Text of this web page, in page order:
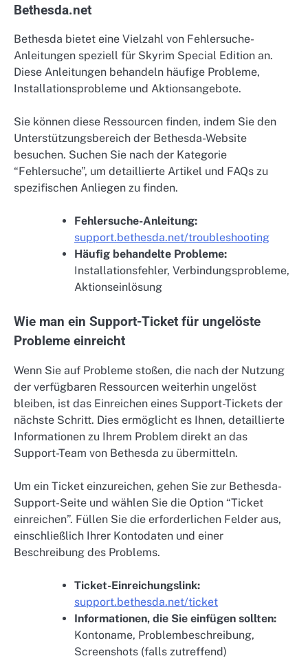
Bethesda.net
Bethesda bietet eine Vielzahl von Fehlersuche-
Anleitungen speziell für Skyrim Special Edition an.
Diese Anleitungen behandeln häufige Probleme,
Installationsprobleme und Aktionsangebote.
Sie können diese Ressourcen finden, indem Sie den
Unterstützungsbereich der Bethesda-Website
besuchen. Suchen Sie nach der Kategorie
“Fehlersuche”, um detaillierte Artikel und FAQs zu
spezifischen Anliegen zu finden.
Fehlersuche-Anleitung:
support.bethesda.net/troubleshooting
Häufig behandelte Probleme:
Installationsfehler, Verbindungsprobleme,
Aktionseinlösung
Wie man ein Support-Ticket für ungelöste
Probleme einreicht
Wenn Sie auf Probleme stoßen, die nach der Nutzung
der verfügbaren Ressourcen weiterhin ungelöst
bleiben, ist das Einreichen eines Support-Tickets der
nächste Schritt. Dies ermöglicht es Ihnen, detaillierte
Informationen zu Ihrem Problem direkt an das
Support-Team von Bethesda zu übermitteln.
Um ein Ticket einzureichen, gehen Sie zur Bethesda-
Support-Seite und wählen Sie die Option “Ticket
einreichen”. Füllen Sie die erforderlichen Felder aus,
einschließlich Ihrer Kontodaten und einer
Beschreibung des Problems.
Ticket-Einreichungslink:
support.bethesda.net/ticket
Informationen, die Sie einfügen sollten:
Kontoname, Problembeschreibung,
Screenshots (falls zutreffend)